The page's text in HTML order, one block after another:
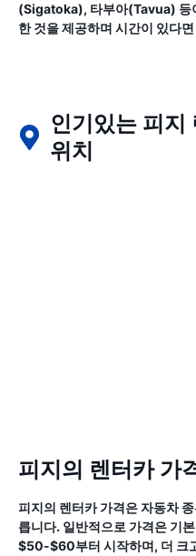
(Sigatoka), 타부아(Tavua) 등
한 것을 제공하며 시간이 있다
인기있는 피지
위치
피지의 렌터카 가
피지의 렌터카 가격은 자동차
릅니다. 일반적으로 가격은 기
$50-$60부터 시작하며, 더 크